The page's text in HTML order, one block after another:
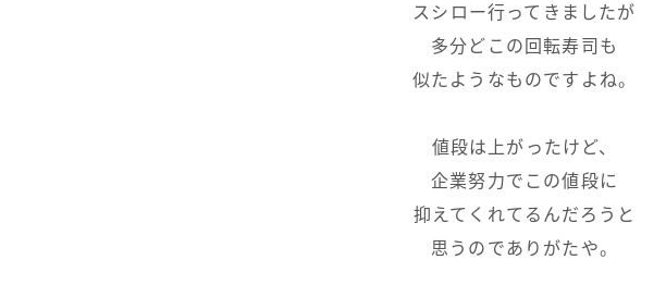
スシロー行ってきましたが
多分どこの回転寿司も
似たようなものですよね。
値段は上がったけど、
企業努力でこの値段に
抑えてくれてるんだろうと
思うのでありがたや。